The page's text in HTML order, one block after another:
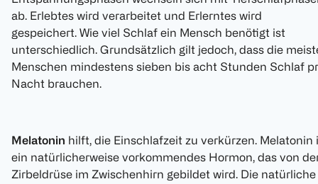
ab. Erlebtes wird verarbeitet und Erlerntes wird
gespeichert. Wie viel Schlaf ein Mensch benötigt ist
unterschiedlich. Grundsätzlich gilt jedoch, dass die
Menschen mindestens sieben bis acht Stunden Schlaf
Nacht brauchen.
Melatonin hilft, die Einschlafzeit zu verkürzen. Melatonin
ein natürlicherweise vorkommendes Hormon, das von
Zirbeldrüse im Zwischenhirn gebildet wird. Die natürliche